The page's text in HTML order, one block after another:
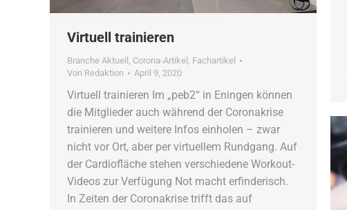
Virtuell trainieren
Branche Aktuell Corona-Artikel
Fachartikel
Von Redaktion April 9, 2020
Virtuell trainieren Im „peb2“ in Eningen können
die Mitglieder auch während der Coronakrise
trainieren und weitere Infos einholen – zwar
nicht vor Ort, aber per virtuellem Rundgang. Auf
der Cardiofläche stehen verschiedene Workout-
Videos zur Verfügung Not macht erfinderisch.
In Zeiten der Coronakrise trifft das auf